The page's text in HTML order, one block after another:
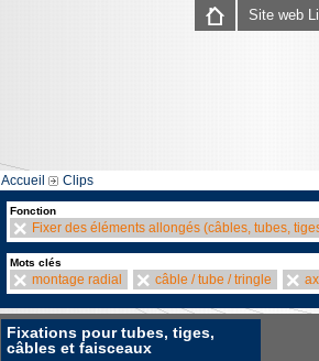
Site web
Accueil Clips
Fonction
Fixer des éléments allongés (câbles, tubes,
Mots clés
montage radial câble / tube / tringle
Fixations pour tubes, tiges,
câbles et faisceaux